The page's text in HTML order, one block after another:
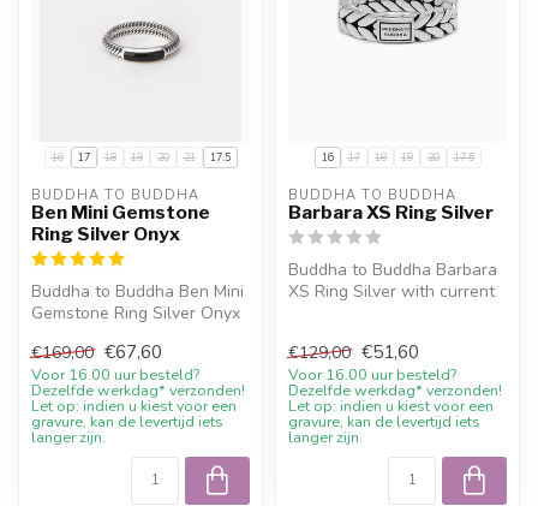
16 17 18 19 20 21 17.5
BUDDHA TO BUDDHA
Ben Mini Gemstone
Ring Silver Onyx
Buddha to Buddha Ben Mini
Gemstone Ring Silver Onyx
10%...
€169,00 €67,60
Voor 16.00 uur besteld?
Dezelfde werkdag* verzonden!
Let op: indien u kiest voor een
gravure, kan de levertijd iets
langer zijn.
16 17 18 19 20 17.5
BUDDHA TO BUDDHA
Barbara XS Ring Silver
Buddha to Buddha Barbara
XS Ring Silver with current
€129,00 €51,60
Voor 16.00 uur besteld?
Dezelfde werkdag* verzonden!
Let op: indien u kiest voor een
gravure, kan de levertijd iets
langer zijn.